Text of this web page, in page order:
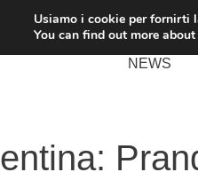
NEWS
Usiamo i cookie per fornirti
You can find out more